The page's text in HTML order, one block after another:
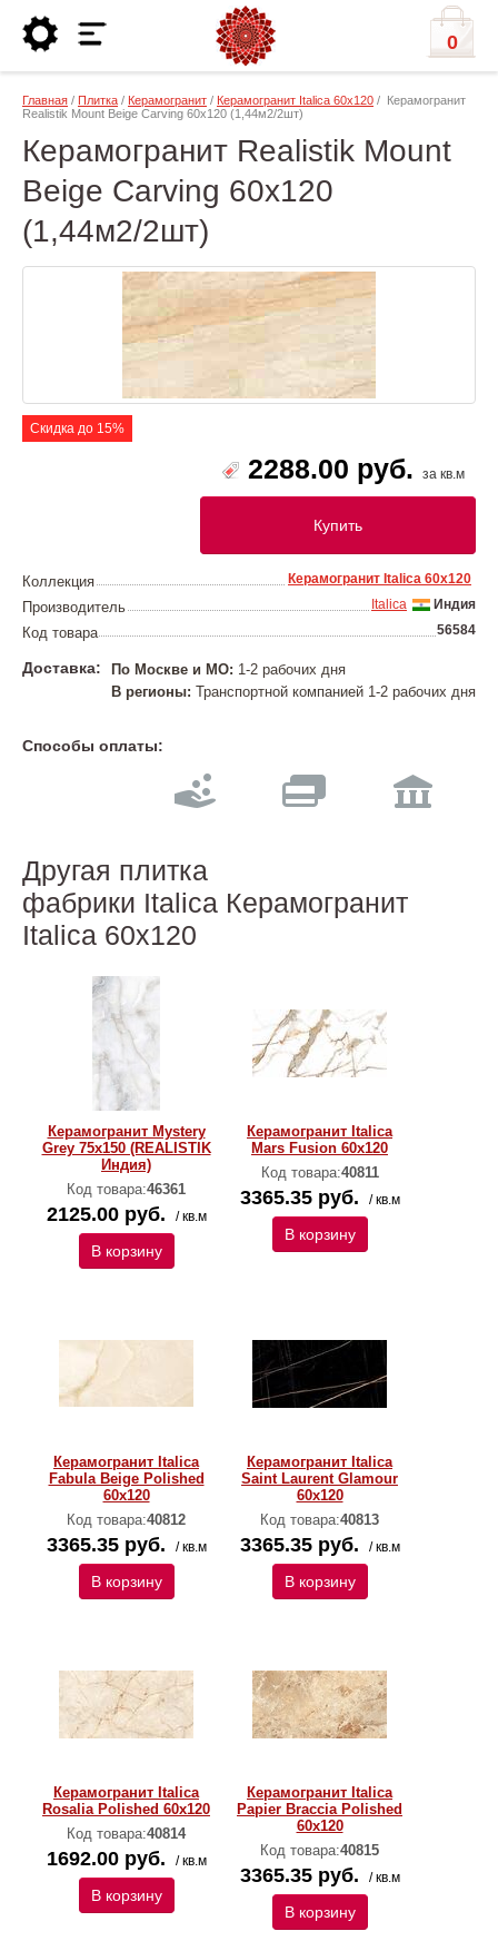
0
Главная / Плитка / Керамогранит / Керамогранит Italica 60х120 / Керамогранит
Realistik Mount Beige Carving 60x120 (1,44м2/2шт)
Керамогранит Realistik Mount
Beige Carving 60x120
(1,44м2/2шт)
Скидка до 15%
2288.00 руб. за кв.м
Купить
Коллекция Керамогранит Italica 60х120
Производитель Индия
Italica
Код товара 56584
Доставка: По Москве и МО: 1-2 рабочих дня
В регионы: Транспортной компанией 1-2 рабочих дня
Способы оплаты:
Другая плитка
фабрики Italica Керамогранит
Italica 60х120
Керамогранит Mystery
Grey 75x150 (REALISTIK
Индия)
Код товара:46361
2125.00 руб. / кв.м
В корзину
Керамогранит Italica
Mars Fusion 60х120
Код товара:40811
3365.35 руб. / кв.м
В корзину
Керамогранит Italica
Fabula Beige Polished
60х120
Код товара:40812
3365.35 руб. / кв.м
В корзину
Керамогранит Italica
Saint Laurent Glamour
60х120
Код товара:40813
3365.35 руб. / кв.м
В корзину
Керамогранит Italica
Rosalia Polished 60х120
Код товара:40814
1692.00 руб. / кв.м
В корзину
Керамогранит Italica
Papier Braccia Polished
60х120
Код товара:40815
3365.35 руб. / кв.м
В корзину